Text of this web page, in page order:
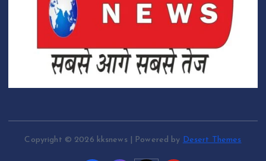
Copyright © 2026 kksnews | Powered by Desert Themes